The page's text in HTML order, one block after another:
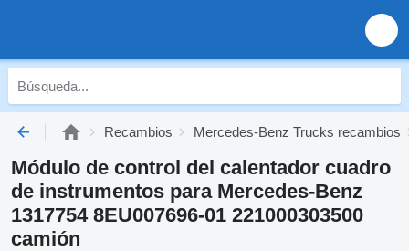
Recambios Mercedes-Benz Trucks recambios
Módulo de control del calentador cuadro
de instrumentos para Mercedes-Benz
1317754 8EU007696-01 221000303500
camión